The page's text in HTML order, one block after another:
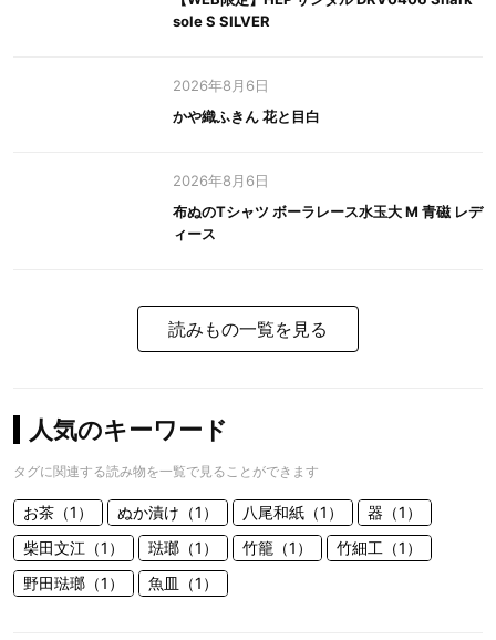
sole S SILVER
2026年8月6日
かや織ふきん 花と目白
2026年8月6日
布ぬのTシャツ ボーラレース水玉大 M 青磁 レデ
ィース
読みもの一覧を見る
人気のキーワード
タグに関連する読み物を一覧で見ることができます
お茶（1） ぬか漬け（1） 八尾和紙（1）
器（1）
柴田文江（1）
琺瑯（1） 竹籠（1）
竹細工（1）
野田琺瑯（1）
魚皿（1）